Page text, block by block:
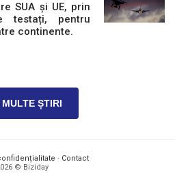
SUA și UE, prin
testați, pentru
continente.
ȘTIRI
· Contact
© Biziday